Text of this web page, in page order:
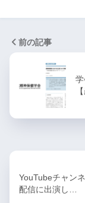
前の記事
YouTubeチャン
配信に出演し…